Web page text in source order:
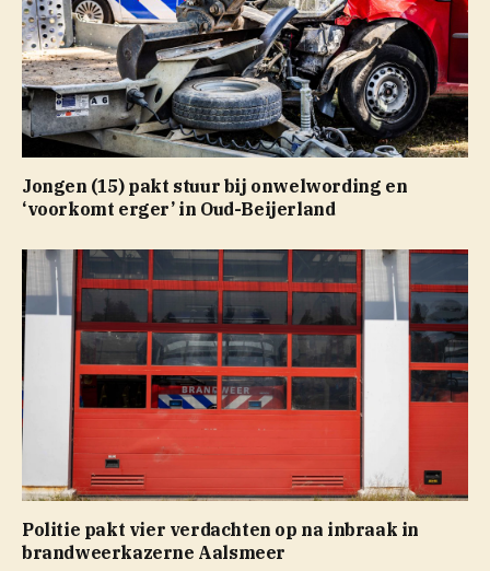
Jongen (15) pakt stuur bij onwelwording en
‘voorkomt erger’ in Oud-Beijerland
Politie pakt vier verdachten op na inbraak in
brandweerkazerne Aalsmeer